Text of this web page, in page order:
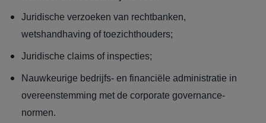
Juridische verzoeken van rechtbanken,
wetshandhaving of toezichthouders;
Juridische claims of inspecties;
Nauwkeurige bedrijfs- en financiële administratie in
overeenstemming met de corporate governance-
normen.